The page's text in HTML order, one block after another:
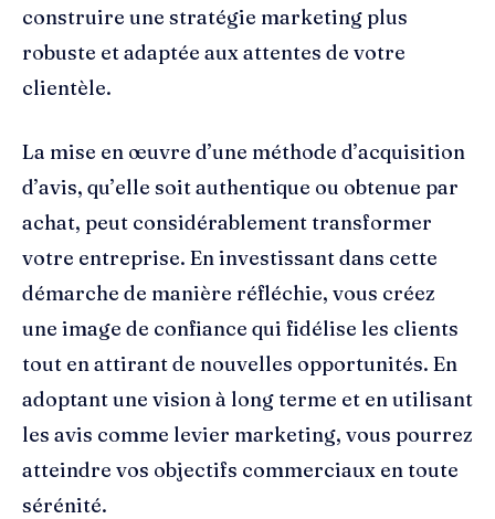
construire une stratégie marketing plus
robuste et adaptée aux attentes de votre
clientèle.
La mise en œuvre d’une méthode d’acquisition
d’avis, qu’elle soit authentique ou obtenue par
achat, peut considérablement transformer
votre entreprise. En investissant dans cette
démarche de manière réfléchie, vous créez
une image de confiance qui fidélise les clients
tout en attirant de nouvelles opportunités. En
adoptant une vision à long terme et en utilisant
les avis comme levier marketing, vous pourrez
atteindre vos objectifs commerciaux en toute
sérénité.